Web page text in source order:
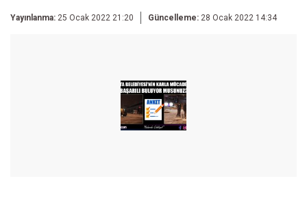
Yayınlanma: 25 Ocak 2022 21:20 Güncelleme: 28 Ocak 2022 14:34